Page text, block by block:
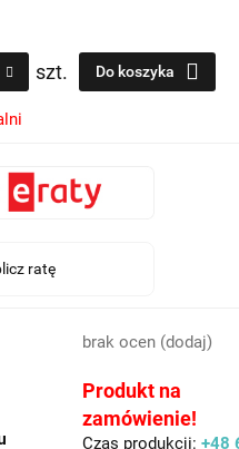
szt. Do koszyka
brak ocen (dodaj)
Produkt na
zamówienie!
Czas produkcji: +48